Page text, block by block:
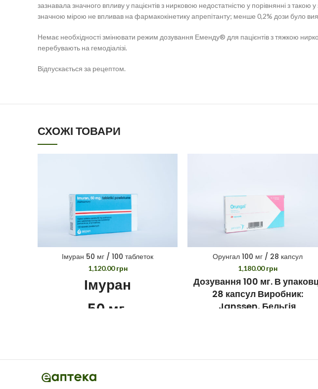
зазнавала значного впливу у пацієнтів з нирковою недостатністю у порівнянні з
значною мірою не впливав на фармакокінетику апрепітанту; менше 0,2% дози було
Немає необхідності змінювати режим дозування Еменду® для пацієнтів з тяжкою
перебувають на гемодіалізі.
Відпускається за рецептом.
СХОЖІ ТОВАРИ
Імуран 50 мг / 100 таблеток
1,120.00грн
Імуран
50 мг.
Орунгал 100 мг / 28 капсул
1,180.00грн
Дозування 100 мг. В
28 капсул Виробник:
Janssen, Бельгія